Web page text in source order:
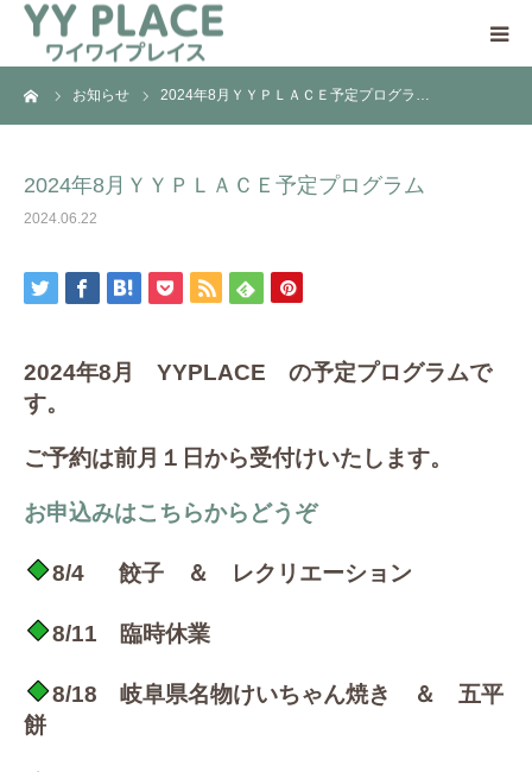
お知らせ 2024年8月ＹＹＰＬＡＣＥ予定プログラ…
2024年8月ＹＹＰＬＡＣＥ予定プログラム
2024.06.22
2024年8月 YYPLACE の予定プログラムで
す。
ご予約は前月１日から受付けいたします。
お申込みはこちらからどうぞ
8/4 餃子 ＆ レクリエーション
8/11 臨時休業
8/18 岐阜県名物けいちゃん焼き ＆ 五平
餅
YY PLACEについて
ご支援のお願い
アクセス